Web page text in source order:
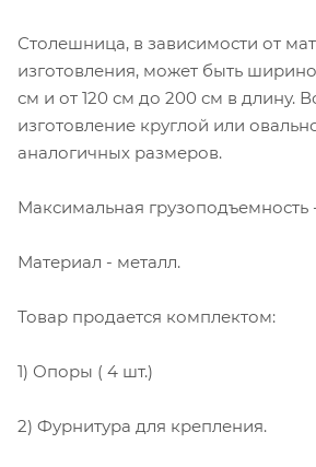
Столешница, в зависимости от
изготовления, может быть
см и от 120 см до 200 см в длину.
изготовление круглой или
аналогичных размеров.
Максимальная грузоподъемность -
Материал - металл.
Товар продается комплектом:
1) Опоры ( 4 шт.)
2) Фурнитура для крепления.